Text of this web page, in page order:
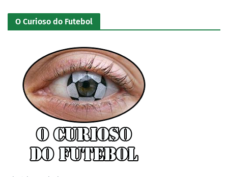
O Curioso do Futebol